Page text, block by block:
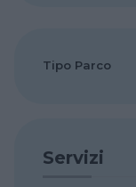
Tipo Parco
Servizi